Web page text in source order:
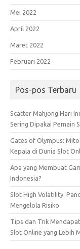
Mei 2022
April 2022
Maret 2022
Februari 2022
Pos-pos Terbaru
Scatter Mahjong Hari
Sering Dipakai Pemain
Gates of Olympus:
Kepala di Dunia Slot
Apa yang Membuat
Indonesia?
Slot High Volatility:
Mengelola Risiko
Tips dan Trik
Slot Online yang Lebih